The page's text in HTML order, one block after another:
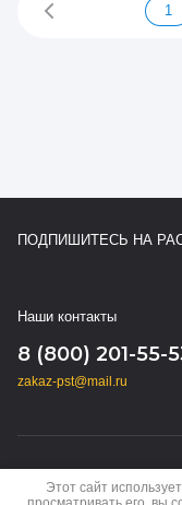
1
ПОДПИШИТЕСЬ НА
Наши контакты
8 (800) 201-55-
zakaz-pst@mail.ru
Этот сайт